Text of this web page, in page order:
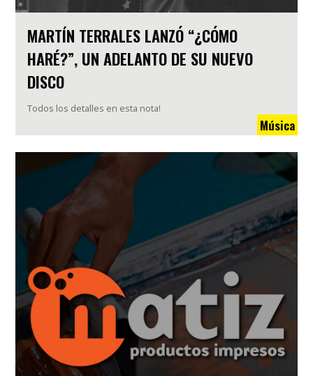
MARTÍN TERRALES LANZÓ “¿CÓMO
HARÉ?”, UN ADELANTO DE SU NUEVO
DISCO
Todos los detalles en esta nota!
Música